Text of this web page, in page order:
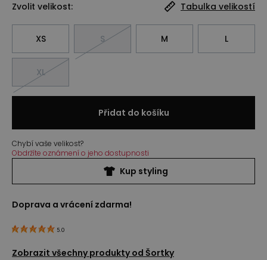
Zvolit velikost: Tabulka velikostí
XS S M L
XL
Přidat do košíku
Chybí vaše velikost?
Obdržíte oznámení o jeho dostupnosti
Kup styling
Doprava a vrácení zdarma!
5.0
Zobrazit všechny produkty od Šortky